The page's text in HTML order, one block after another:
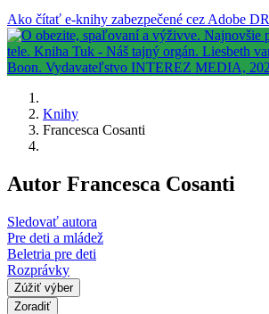
Ako čítať e-knihy zabezpečené cez Adobe
Knihy
Francesca Cosanti
Autor Francesca Cosanti
Sledovať autora
Pre deti a mládež
Beletria pre deti
Rozprávky
Zúžiť výber
Zoradiť